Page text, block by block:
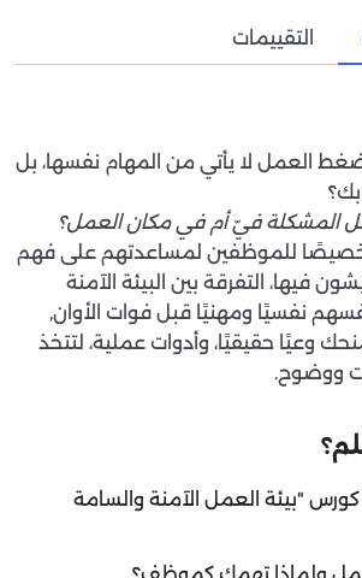
التقييمات
العمل لا يأتي من المهام نفسها، بل
المشكلة فيّ أم في مكان العمل؟
للموظفين لمساعدتهم على فهم
فيها، التفرقة بين البيئة الآمنة
والسامة، وحماية أنفسهم نفسيًا ومهنيًا قبل فوات الأوان٫
وعيًا حقيقيًا، وأدوات عملية، لتتخذ
ووضوح.
"بيئة العمل الآمنة والسامة